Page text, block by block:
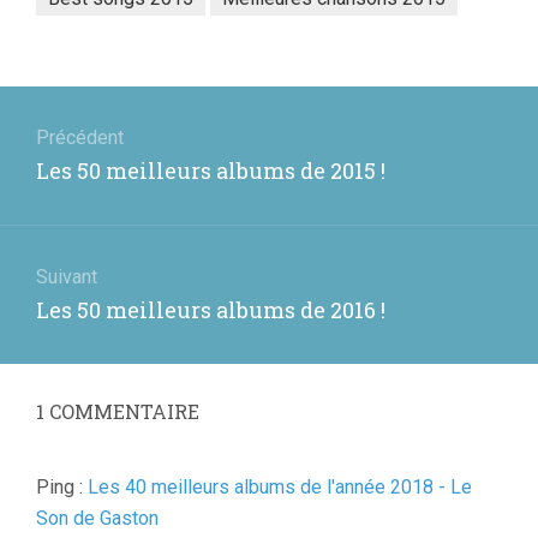
de
l’article
Précédent
Article
Les 50 meilleurs albums de 2015 !
Suivant
Article
:
Les 50 meilleurs albums de 2016 !
1 COMMENTAIRE
Ping : Les 40 meilleurs albums de l'année 2018 - Le
Son de Gaston